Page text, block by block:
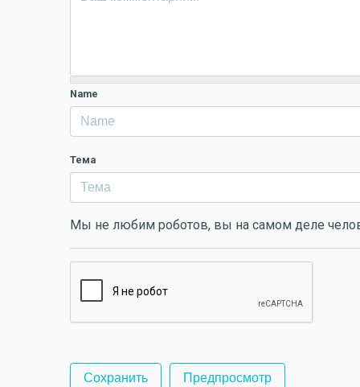
Name
Тема
Мы не любим роботов, вы на самом деле